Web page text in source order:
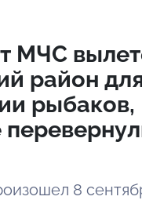
МЧС
район
рыбаков,
8